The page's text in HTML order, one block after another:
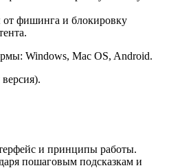
фишинга и блокировку
Windows, Mac OS, Android.
и принципы работы.
пошаговым подсказкам и